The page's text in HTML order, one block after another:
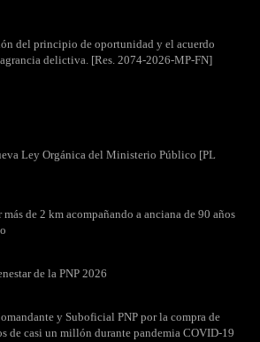
del principio de oportunidad y el acuerdo
delictiva. [Res. 2074-2026-MP-FN]
Ley Orgánica del Ministerio Público [PL
de 2 km acompañando a anciana de 90 años
de la PNP 2026
y Suboficial PNP por la compra de
de casi un millón durante pandemia COVID-19